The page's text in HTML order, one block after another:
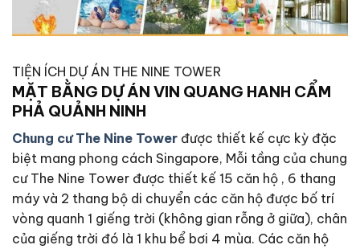
TIỆN ÍCH DỰ ÁN THE NINE TOWER
MẶT BẰNG DỰ ÁN VIN QUANG HANH CẨM
PHẢ QUẢNH NINH
Chung cư The Nine Tower được thiết kế cực kỳ đặc
biệt mang phong cách Singapore, Mỗi tầng của chung
cư The Nine Tower được thiết kế 15 căn hộ , 6 thang
máy và 2 thang bộ di chuyển các căn hộ được bố trí
vòng quanh 1 giếng trời (không gian rỗng ở giữa), chân
của giếng trời đó là 1 khu bể bơi 4 mùa. Các căn hộ